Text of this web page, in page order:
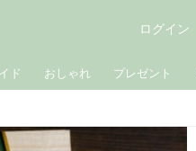
ド おしゃれ プレゼント
ログイン